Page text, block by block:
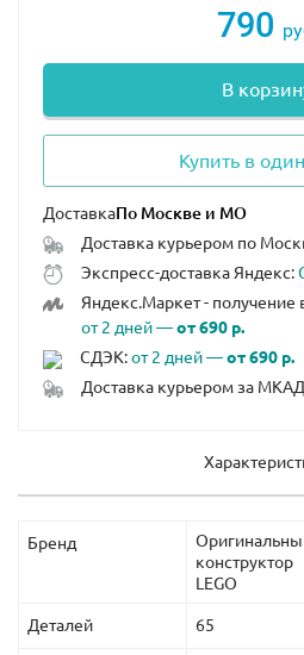
790
В
Купить в
Доставка
Доставка курьером по
Экспресс-доставка Яндекс:
Яндекс.Маркет -
от 2 дней —от 690 р.
СДЭК:от 2 дней —от 690 р.
Доставка курьером за
Бренд
конструктор
LEGO
Деталей 65